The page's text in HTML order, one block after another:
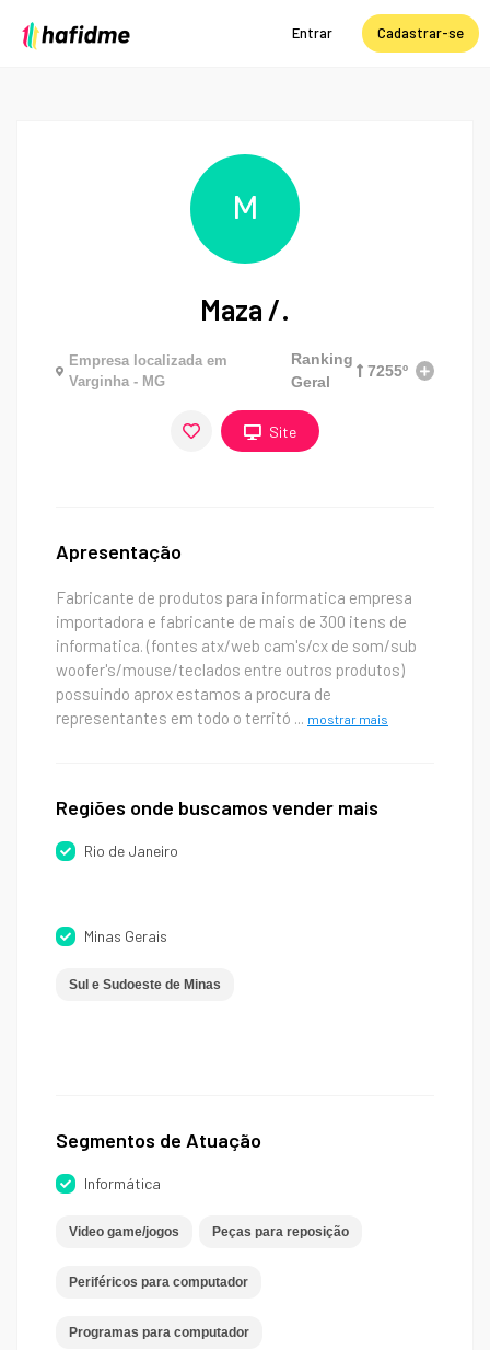
Entrar Cadastrar-se
M
Maza /.
Empresa localizada em
Varginha - MG
Ranking
Geral
7255º
Site
Apresentação
Fabricante de produtos para informatica empresa
importadora e fabricante de mais de 300 itens de
informatica. (fontes atx/web cam's/cx de som/sub
woofer's/mouse/teclados entre outros produtos)
possuindo aprox estamos a procura de
representantes em todo o territó ... mostrar mais
Regiões onde buscamos vender mais
Rio de Janeiro
Minas Gerais
Sul e Sudoeste de Minas
Segmentos de Atuação
Informática
Video game/jogos Peças para reposição
Periféricos para computador
Programas para computador